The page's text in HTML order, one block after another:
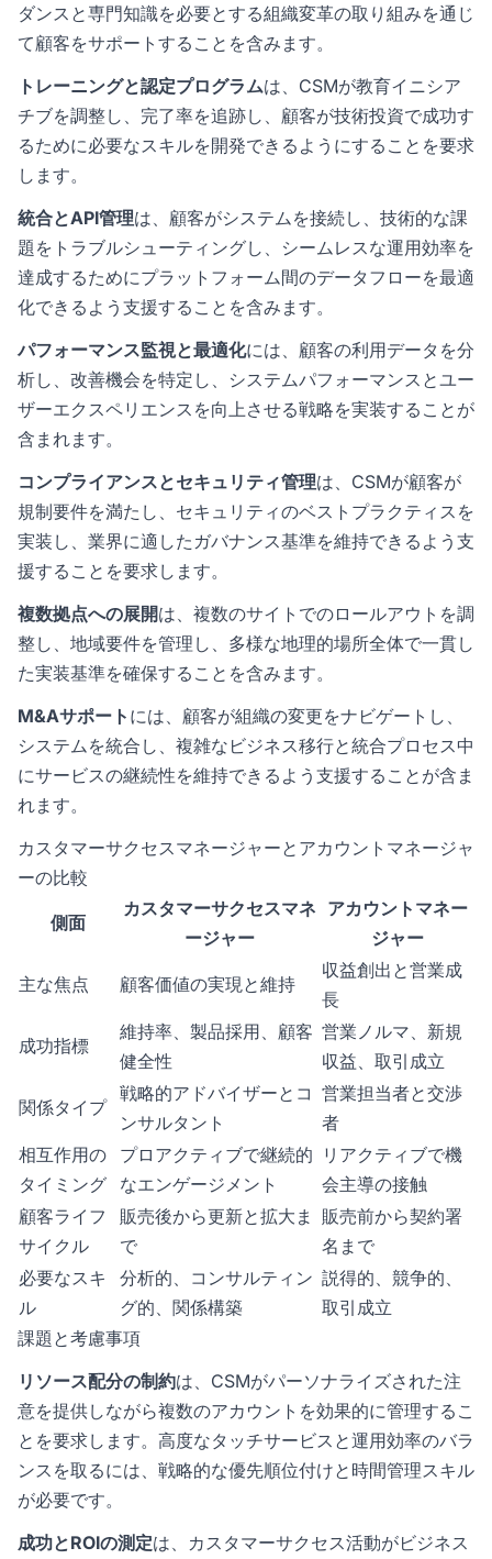
ダンスと専門知識を必要とする組織変革の取り組みを通じ
て顧客をサポートすることを含みます。
トレーニングと認定プログラムは、CSMが教育イニシア
チブを調整し、完了率を追跡し、顧客が技術投資で成功す
るために必要なスキルを開発できるようにすることを要求
します。
統合とAPI管理は、顧客がシステムを接続し、技術的な課
題をトラブルシューティングし、シームレスな運用効率を
達成するためにプラットフォーム間のデータフローを最適
化できるよう支援することを含みます。
パフォーマンス監視と最適化には、顧客の利用データを分
析し、改善機会を特定し、システムパフォーマンスとユー
ザーエクスペリエンスを向上させる戦略を実装することが
含まれます。
コンプライアンスとセキュリティ管理は、CSMが顧客が
規制要件を満たし、セキュリティのベストプラクティスを
実装し、業界に適したガバナンス基準を維持できるよう支
援することを要求します。
複数拠点への展開は、複数のサイトでのロールアウトを調
整し、地域要件を管理し、多様な地理的場所全体で一貫し
た実装基準を確保することを含みます。
M&Aサポート には、顧客が組織の変更をナビゲートし、
システムを統合し、複雑なビジネス移行と統合プロセス中
にサービスの継続性を維持できるよう支援することが含ま
れます。
カスタマーサクセスマネージャーとアカウントマネージャ
ーの比較
側面
カスタマーサクセスマネ
ージャー
アカウントマネー
ジャー
主な焦点 顧客価値の実現と維持
収益創出と営業成
長
成功指標
維持率、製品採用、顧客
健全性
営業ノルマ、新規
収益、取引成立
関係タイプ
戦略的アドバイザーとコ
ンサルタント
営業担当者と交渉
者
相互作用の
タイミング
プロアクティブで継続的
なエンゲージメント
リアクティブで機
会主導の接触
顧客ライフ
サイクル
販売後から更新と拡大ま
で
販売前から契約署
名まで
必要なスキ
ル
分析的、コンサルティン
グ的、関係構築
説得的、競争的、
取引成立
課題と考慮事項
リソース配分の制約は、CSMがパーソナライズされた注
意を提供しながら複数のアカウントを効果的に管理するこ
とを要求します。高度なタッチサービスと運用効率のバラ
ンスを取るには、戦略的な優先順位付けと時間管理スキル
が必要です。
成功とROIの測定は、カスタマーサクセス活動がビジネス